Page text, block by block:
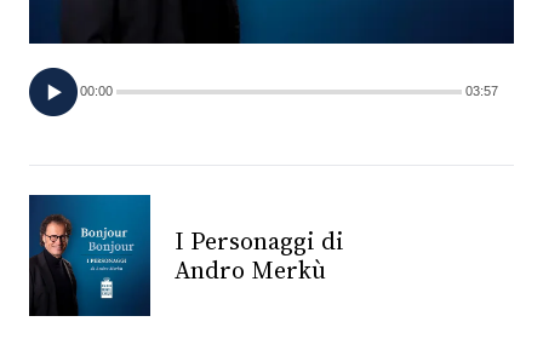
TV
PRINCIPATO
MONACO
RMC
CONSIGLIA
00:00 03:57
I Personaggi di
Andro Merkù